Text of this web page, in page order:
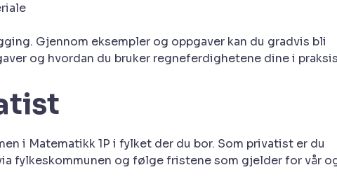
Gjennom eksempler og oppgaver kan du gradvis bli
og hvordan du bruker regneferdighetene dine i
i Matematikk 1P i fylket der du bor. Som privatist er du
fylkeskommunen og følge fristene som gjelder for vår